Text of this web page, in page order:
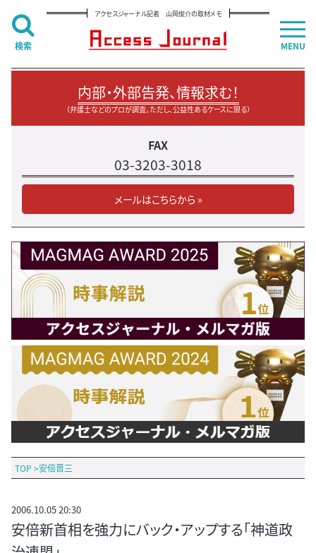
アクセスジャーナル記者 山岡俊介の取材メモ
内部・外部告発、情報求む！
（弁護士などのプロが調査。ただし、公益性あるケースに限る）
FAX
03-3203-3018
メールはこちらから »
TOP >安倍晋三
2006.10.05 20:30
安倍新首相を強力にバック・アップする「神道政
MENU
検索